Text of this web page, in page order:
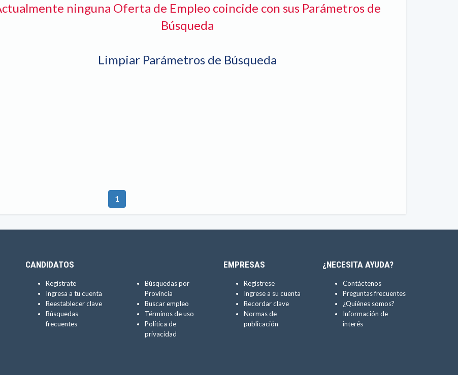
ninguna Oferta de Empleo coincide con sus Parámetros de
Búsqueda
Limpiar Parámetros de Búsqueda
1
CANDIDATOS
Regístrate
Ingresa a tu cuenta
Reestablecer clave
Búsquedas
frecuentes
Búsquedas por
Provincia
Buscar empleo
Términos de uso
Política de
privacidad
EMPRESAS
Regístrese
Ingrese a su cuenta
Recordar clave
Normas de
publicación
¿NECESITA AYUDA?
Contáctenos
Preguntas frecuentes
¿Quiénes somos?
Información de
interés